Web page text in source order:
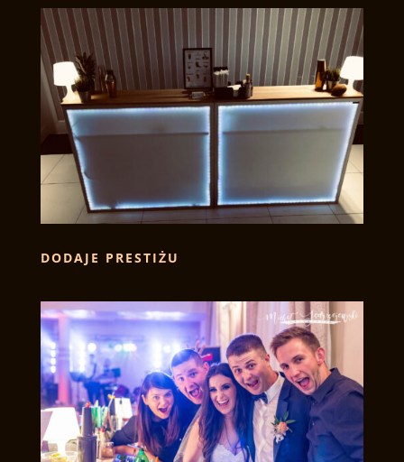
DODAJE PRESTIŻU